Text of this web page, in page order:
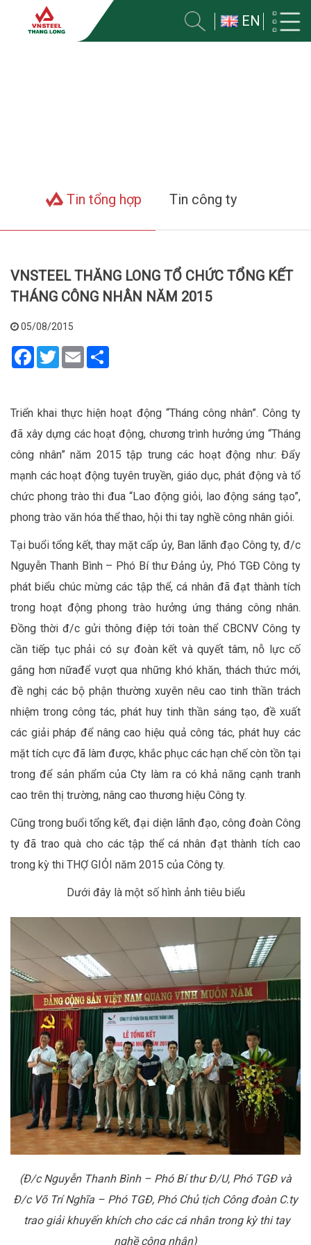
EN
Tin tổng hợp Tin công ty
VNSTEEL THĂNG LONG TỔ CHỨC TỔNG KẾT
THÁNG CÔNG NHÂN NĂM 2015
05/08/2015
Facebook
TwitterEmail
Triển khai thực hiện hoạt động “Tháng công nhân”. Công ty
đã xây dựng các hoạt động, chương trình hưởng ứng “Tháng
công nhân” năm 2015 tập trung các hoạt động như: Đẩy
mạnh các hoạt động tuyên truyền, giáo dục, phát động và tổ
chức phong trào thi đua “Lao động giỏi, lao động sáng tạo”,
phong trào văn hóa thể thao, hội thi tay nghề công nhân giỏi.
Tại buổi tổng kết, thay mặt cấp ủy, Ban lãnh đạo Công ty, đ/c
Nguyễn Thanh Bình – Phó Bí thư Đảng ủy, Phó TGĐ Công ty
phát biểu chúc mừng các tập thể, cá nhân đã đạt thành tích
trong hoạt động phong trào hưởng ứng tháng công nhân.
Đồng thời đ/c gửi thông điệp tới toàn thể CBCNV Công ty
cần tiếp tục phải có sự đoàn kết và quyết tâm, nỗ lực cố
gắng hơn nữađể vượt qua những khó khăn, thách thức mới,
đề nghị các bộ phận thường xuyên nêu cao tinh thần trách
nhiệm trong công tác, phát huy tinh thần sáng tạo, đề xuất
các giải pháp để nâng cao hiệu quả công tác, phát huy các
mặt tích cực đã làm được, khắc phục các hạn chế còn tồn tại
trong để sản phẩm của Cty làm ra có khả năng cạnh tranh
cao trên thị trường, nâng cao thương hiệu Công ty.
Cũng trong buổi tổng kết, đại diện lãnh đạo, công đoàn Công
ty đã trao quà cho các tập thể cá nhân đạt thành tích cao
trong kỳ thi THỢ GIỎI năm 2015 của Công ty.
Dưới đây là một số hình ảnh tiêu biểu
(Đ/c Nguyễn Thanh Bình – Phó Bí thư Đ/U, Phó TGĐ và
Đ/c Võ Trí Nghĩa – Phó TGĐ, Phó Chủ tịch Công đoàn C.ty
trao giải khuyến khích cho các cá nhân trong kỳ thi tay
nghề công nhân)